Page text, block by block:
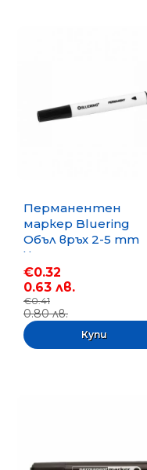
Перманентен
маркер Bluering
Объл връх 2-5 mm
Черен
€0.32
0.63 лв.
€0.41
0.80 лв.